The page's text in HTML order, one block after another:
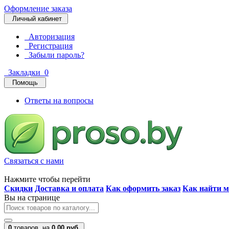
Оформление заказа
Личный кабинет
Авторизация
Регистрация
Забыли пароль?
Закладки 0
Помощь
Ответы на вопросы
Связаться с нами
Нажмите чтобы перейти
Скидки Доставка и оплата Как оформить заказ Как найти
Вы на странице